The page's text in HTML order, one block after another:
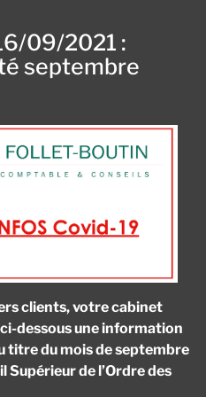
09/2021 :
septembre
clients, votre cabinet
dessous une information
titre du mois de septembre
Supérieur de l’Ordre des